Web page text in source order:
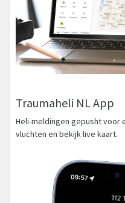
Traumaheli NL App
Heli-meldingen gepusht voor
vluchten en bekijk live kaart.